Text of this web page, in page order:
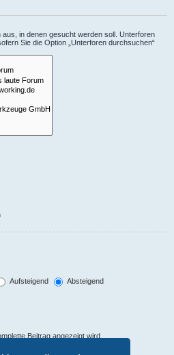
in denen gesucht werden soll. Unterforen
Sie die Option „Unterforen durchsuchen“
Aufsteigend
Absteigend
Beitrag angezeigt wird.